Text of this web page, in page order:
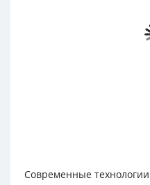
Современные